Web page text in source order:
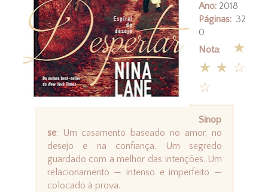
Ano:2018
Páginas:32
0
Nota:
★
★★ ☆
☆
Sinop
se: Um casamento baseado no amor, no
desejo e na confiança. Um segredo
guardado com a melhor das intenções. Um
relacionamento — intenso e imperfeito —
colocado à prova.